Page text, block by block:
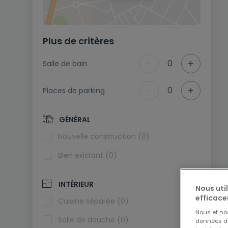
Plus de critères
Salle de bain 0 +
Places de parking 0 +
GÉNÉRAL
Nouvelle construction (0)
Bien existant (0)
INTÉRIEUR
Cuisine séparée (0)
Salle de douche (0)
Nous
Nous et
données